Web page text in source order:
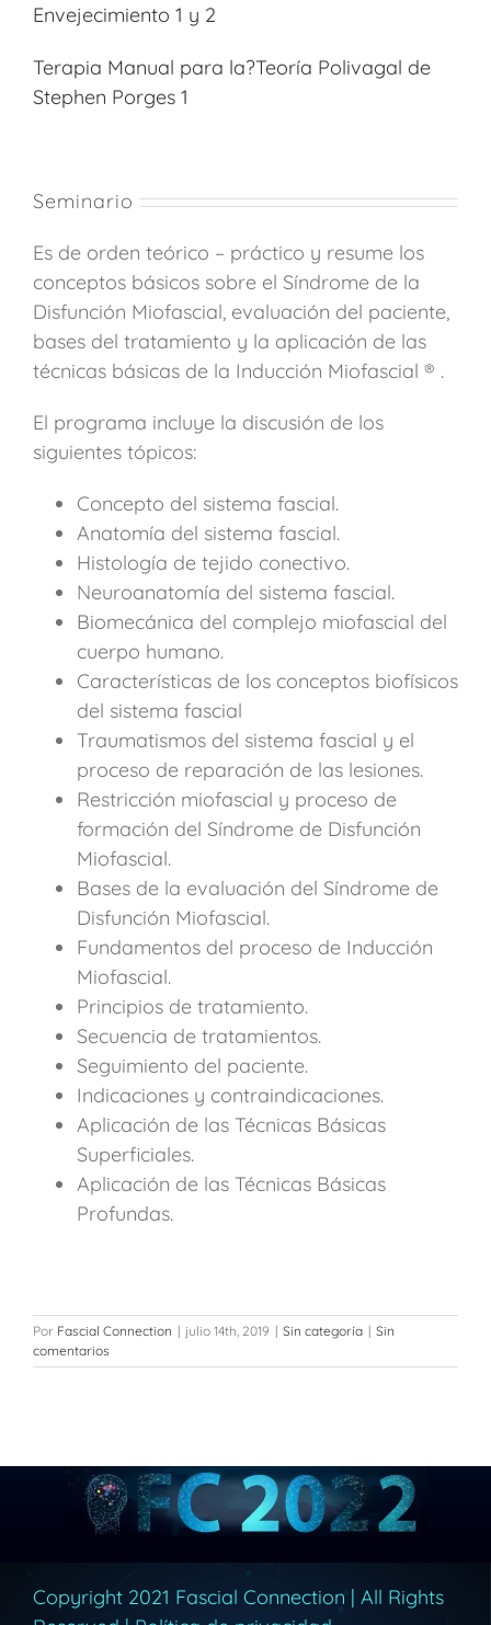
Envejecimiento 1 y 2
Terapia Manual para la?Teoría Polivagal de
Stephen Porges 1
Seminario
Es de orden teórico – práctico y resume los
conceptos básicos sobre el Síndrome de la
Disfunción Miofascial, evaluación del paciente,
bases del tratamiento y la aplicación de las
técnicas básicas de la Inducción Miofascial ® .
El programa incluye la discusión de los
siguientes tópicos:
Concepto del sistema fascial.
Anatomía del sistema fascial.
Histología de tejido conectivo.
Neuroanatomía del sistema fascial.
Biomecánica del complejo miofascial del
cuerpo humano.
Características de los conceptos biofísicos
del sistema fascial
Traumatismos del sistema fascial y el
proceso de reparación de las lesiones.
Restricción miofascial y proceso de
formación del Síndrome de Disfunción
Miofascial.
Bases de la evaluación del Síndrome de
Disfunción Miofascial.
Fundamentos del proceso de Inducción
Miofascial.
Principios de tratamiento.
Secuencia de tratamientos.
Seguimiento del paciente.
Indicaciones y contraindicaciones.
Aplicación de las Técnicas Básicas
Superficiales.
Aplicación de las Técnicas Básicas
Profundas.
Por Fascial Connection | julio 14th, 2019 | Sin categoría | Sin
comentarios
Copyright 2021 Fascial Connection | All Rights